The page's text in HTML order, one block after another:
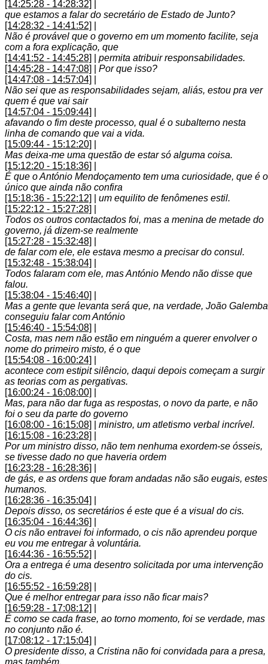
[14:25:28 - 14:28:32]
que estamos a falar do secretário de Estado de Junto?
[14:28:32 - 14:41:52]
Não é provável que o governo em um momento facilite, seja
com a fora explicação, que
[14:41:52 - 14:45:28]
permita atribuir responsabilidades.
[14:45:28 - 14:47:08]
Por que isso?
[14:47:08 - 14:57:04]
Não sei que as responsabilidades sejam, aliás, estou pra ver
quem é que vai sair
[14:57:04 - 15:09:44]
afavando o fim deste processo, qual é o subalterno nesta
linha de comando que vai a vida.
[15:09:44 - 15:12:20]
Mas deixa-me uma questão de estar só alguma coisa.
[15:12:20 - 15:18:36]
É que o António Mendoçamento tem uma curiosidade, que é o
único que ainda não confira
[15:18:36 - 15:22:12]
um equilito de fenômenes estil.
[15:22:12 - 15:27:28]
Todos os outros contactados foi, mas a menina de metade do
governo, já dizem-se realmente
[15:27:28 - 15:32:48]
de falar com ele, ele estava mesmo a precisar do consul.
[15:32:48 - 15:38:04]
Todos falaram com ele, mas António Mendo não disse que
falou.
[15:38:04 - 15:46:40]
Mas a gente que levanta será que, na verdade, João Galemba
conseguiu falar com António
[15:46:40 - 15:54:08]
Costa, mas nem não estão em ninguém a querer envolver o
nome do primeiro misto, é o que
[15:54:08 - 16:00:24]
acontece com estipit silêncio, daqui depois começam a surgir
as teorias com as pergativas.
[16:00:24 - 16:08:00]
Mas, para não dar fuga as respostas, o novo da parte, e não
foi o seu da parte do governo
[16:08:00 - 16:15:08]
ministro, um atletismo verbal incrível.
[16:15:08 - 16:23:28]
Por um ministro disso, não tem nenhuma exordem-se ósseis,
se tivesse dado no que haveria ordem
[16:23:28 - 16:28:36]
de gás, e as ordens que foram andadas não são eugais, estes
humanos.
[16:28:36 - 16:35:04]
Depois disso, os secretários é este que é a visual do cis.
[16:35:04 - 16:44:36]
O cis não entravei foi informado, o cis não aprendeu porque
eu vou me entregar à voluntária.
[16:44:36 - 16:55:52]
Ora a entrega é uma desentro solicitada por uma intervenção
do cis.
[16:55:52 - 16:59:28]
Que é melhor entregar para isso não ficar mais?
[16:59:28 - 17:08:12]
É como se cada frase, ao torno momento, foi se verdade, mas
no conjunto não é.
[17:08:12 - 17:15:04]
O presidente disso, a Cristina não foi convidada para a presa,
mas também.